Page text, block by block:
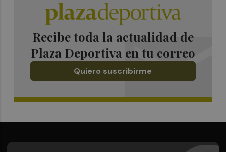
Recibe toda la actualidad de
Plaza Deportiva en tu correo
Quiero suscribirme